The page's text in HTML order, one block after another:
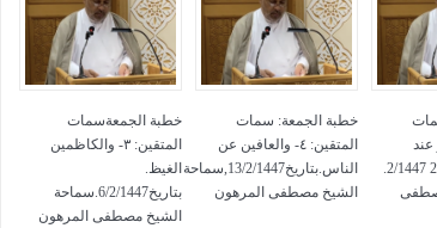
عند
المقدرة. بتاريخ 27 2/1447.
خطبة الجمعة: سمات
المتقين: ٤- والعافين عن
الناس.بتاريخ13/2/1447,سماحة
الشيخ مصطفى المرهون
خطبة الجمعةسمات
المتقين: ٣- والكاظمين
الغيظ.
بتاريخ6/2/1447.سماحة
الشيخ مصطفى المرهون